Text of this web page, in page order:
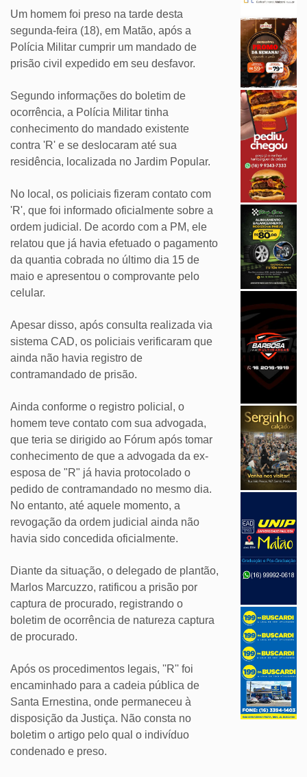
Um homem foi preso na tarde desta
segunda-feira (18), em Matão, após a
Polícia Militar cumprir um mandado de
prisão civil expedido em seu desfavor.
Segundo informações do boletim de
ocorrência, a Polícia Militar tinha
conhecimento do mandado existente
contra 'R' e se deslocaram até sua
residência, localizada no Jardim Popular.
No local, os policiais fizeram contato com
'R', que foi informado oficialmente sobre a
ordem judicial. De acordo com a PM, ele
relatou que já havia efetuado o pagamento
da quantia cobrada no último dia 15 de
maio e apresentou o comprovante pelo
celular.
Apesar disso, após consulta realizada via
sistema CAD, os policiais verificaram que
ainda não havia registro de
contramandado de prisão.
Ainda conforme o registro policial, o
homem teve contato com sua advogada,
que teria se dirigido ao Fórum após tomar
conhecimento de que a advogada da ex-
esposa de "R" já havia protocolado o
pedido de contramandado no mesmo dia.
No entanto, até aquele momento, a
revogação da ordem judicial ainda não
havia sido concedida oficialmente.
Diante da situação, o delegado de plantão,
Marlos Marcuzzo, ratificou a prisão por
captura de procurado, registrando o
boletim de ocorrência de natureza captura
de procurado.
Após os procedimentos legais, ''R'' foi
encaminhado para a cadeia pública de
Santa Ernestina, onde permaneceu à
disposição da Justiça. Não consta no
boletim o artigo pelo qual o indivíduo
condenado e preso.